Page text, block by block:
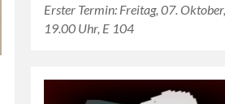
Erster Termin: Freitag, 07. Oktober,
19.00 Uhr, E 104